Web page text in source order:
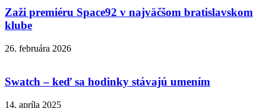
Zaži premiéru Space92 v najväčšom bratislavskom
klube
26. februára 2026
Swatch – keď sa hodinky stávajú umením
14. apríla 2025